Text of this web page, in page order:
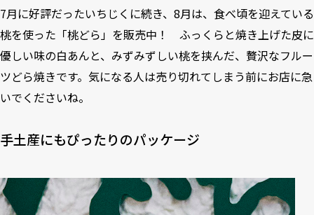
7月に好評だったいちじくに続き、8月は、食べ頃を迎えている
桃を使った「桃どら」を販売中！ ふっくらと焼き上げた皮に
優しい味の白あんと、みずみずしい桃を挟んだ、贅沢なフルー
ツどら焼きです。気になる人は売り切れてしまう前にお店に急
いでくださいね。
手土産にもぴったりのパッケージ